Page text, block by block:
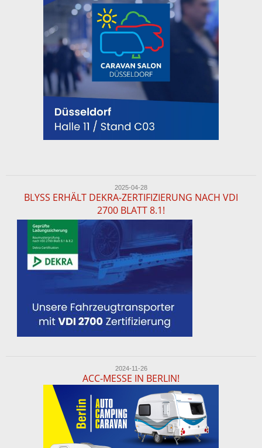
2025-04-28
BLYSS ERHÄLT DEKRA-ZERTIFIZIERUNG NACH VDI
2700 BLATT 8.1!
2024-11-26
ACC-MESSE IN BERLIN!